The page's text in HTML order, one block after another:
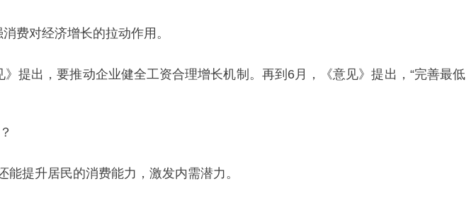
费对经济增长的拉动作用。
提出，要推动企业健全工资合理增长机制。再到6月，《意见》提出，“完善最低
提升居民的消费能力，激发内需潜力。